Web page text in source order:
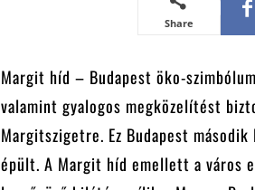
Share
Margit híd – Budapest öko-
valamint gyalogos megközelítést
Margitszigetre. Ez Budapest
épült. A Margit híd emellett a város